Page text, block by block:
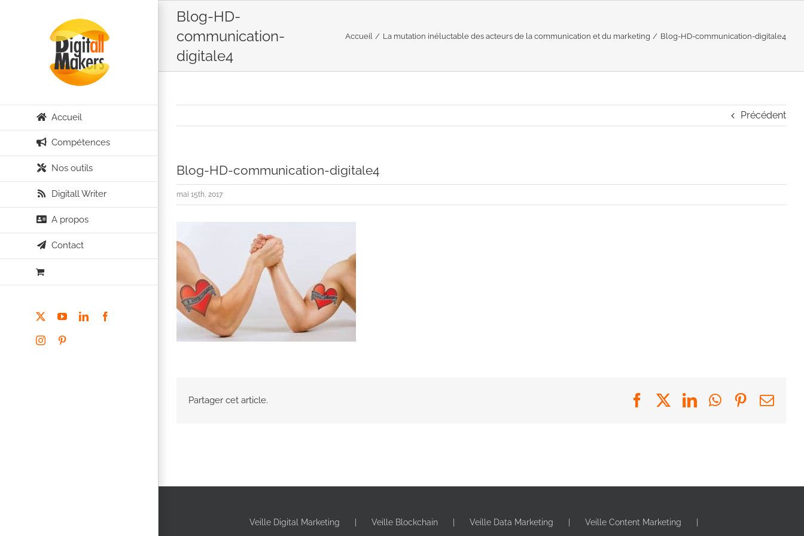
Accueil
Compétences
Nos outils
Digitall Writer
A propos
Contact
YouTubeLinkedIn
Instagram
Blog-HD-
communication-
digitale4
Accueil La mutation inéluctable des acteurs de la communication et du marketing Blog-HD-communication-digitale4
Précédent
Blog-HD-communication-digitale4
mai 15th, 2017
Partager cet article. FacebookLinkedInWhatsApp
Pinterest
Veille Digital Marketing Veille Blockchain Veille Data Marketing
Veille Content Marketing